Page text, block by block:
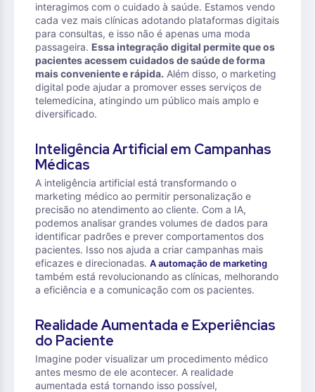
interagimos com o cuidado à saúde. Estamos vendo
cada vez mais clínicas adotando plataformas digitais
para consultas, e isso não é apenas uma moda
passageira. Essa integração digital permite que os
pacientes acessem cuidados de saúde de forma
mais conveniente e rápida. Além disso, o marketing
digital pode ajudar a promover esses serviços de
telemedicina, atingindo um público mais amplo e
diversificado.
Inteligência Artificial em Campanhas
Médicas
A inteligência artificial está transformando o
marketing médico ao permitir personalização e
precisão no atendimento ao cliente. Com a IA,
podemos analisar grandes volumes de dados para
identificar padrões e prever comportamentos dos
pacientes. Isso nos ajuda a criar campanhas mais
eficazes e direcionadas. A automação de marketing
também está revolucionando as clínicas, melhorando
a eficiência e a comunicação com os pacientes.
Realidade Aumentada e Experiências
do Paciente
Imagine poder visualizar um procedimento médico
antes mesmo de ele acontecer. A realidade
aumentada está tornando isso possível,